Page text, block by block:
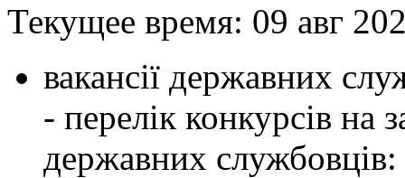
Текущее время: 09 авг
вакансії державних
- перелік конкурсів на
державних службовців: